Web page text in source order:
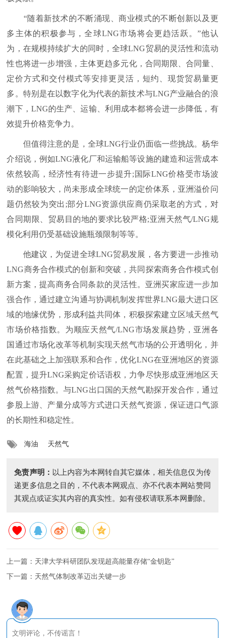
“随着新技术的不断涌现、商业模式的不断创新以及更
多主体的积极参与，全球LNG市场将会更趋活跃。”他认
为，在规模持续扩大的同时，全球LNG贸易的灵活性和流动
性也将进一步增强，主体更趋多元化，合同期限、合同量、
定价方式和交付模式等安排更灵活，短约、现货贸易量更
多。特别是在以数字化为代表的新技术与LNG产业融合的浪
潮下，LNG的生产、运输、利用成本都将会进一步降低，有
效提升价格竞争力。
但值得注意的是，全球LNG行业仍面临一些挑战。杨华
介绍说，例如LNG液化厂和运输船等设施的建造和运营成本
依然较高，经济性有待进一步提升;国际LNG价格受市场波
动的影响较大，尚未形成全球统一的定价体系，亚洲溢价问
题仍然较为突出;部分LNG资源供应商仍采取老的方式，对
合同期限、贸易目的地的要求比较严格;亚洲天然气/LNG规
模化利用仍受基础设施瓶颈限制等等。
他建议，为促进全球LNG贸易发展，各方要进一步推动
LNG商务合作模式的创新和突破，共同探索商务合作模式创
新方案，提高商务合同条款的灵活性。亚洲买家应进一步加
强合作，通过建立沟通与协调机制发挥世界LNG最大进口区
域的地缘优势，形成利益共同体，积极探索建立区域天然气
市场价格指数。为顺应天然气/LNG市场发展趋势，亚洲各
国通过市场化改革等机制实现天然气市场的公开透明化，并
在此基础之上加强联系和合作，优化LNG在亚洲地区的资源
配置，提升LNG采购定价话语权，力争尽快形成亚洲地区天
然气价格指数。与LNG出口国的天然气勘探开发合作，通过
参股上游、产量分成等方式进口天然气资源，保证进口气源
的长期性和稳定性。
海油 天然气
免责声明： 以上内容为本网转自其它媒体，相关信息仅为传
递更多信息之目的，不代表本网观点、亦不代表本网站赞同
其观点或证实其内容的真实性。如有侵权请联系本网删除。
上一篇： 天津大学科研团队发现超高能量存储“金钥匙”
下一篇： 天然气体制改革迈出关键一步